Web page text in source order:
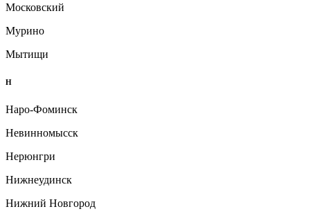
Московский
Мурино
Мытищи
Н
Наро-Фоминск
Невинномысск
Нерюнгри
Нижнеудинск
Нижний Новгород